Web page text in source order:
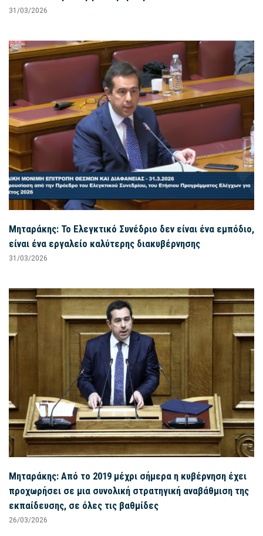
31/03/2026
Μηταράκης: Το Ελεγκτικό Συνέδριο δεν είναι ένα εμπόδιο,
είναι ένα εργαλείο καλύτερης διακυβέρνησης
31/03/2026
Μηταράκης: Από το 2019 μέχρι σήμερα η κυβέρνηση έχει
προχωρήσει σε μια συνολική στρατηγική αναβάθμιση της
εκπαίδευσης, σε όλες τις βαθμίδες
26/03/2026